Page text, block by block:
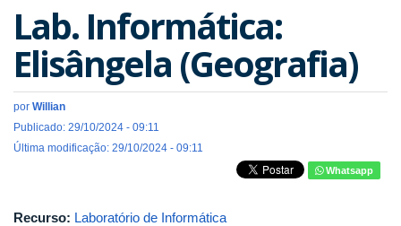
Lab. Informática:
Elisângela (Geografia)
por Willian
Publicado: 29/10/2024 - 09:11
Última modificação: 29/10/2024 - 09:11
Whatsapp
Recurso: Laboratório de Informática